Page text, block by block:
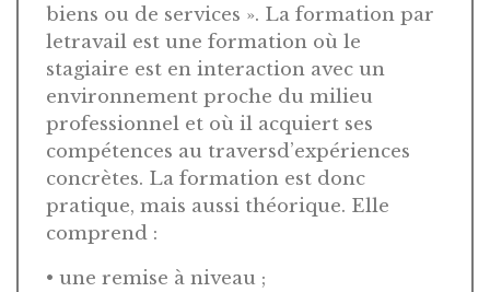
biens ou de services ». La formation par
letravail est une formation où le
stagiaire est en interaction avec un
environnement proche du milieu
professionnel et où il acquiert ses
compétences au traversd’expériences
concrètes. La formation est donc
pratique, mais aussi théorique. Elle
comprend :
• une remise à niveau ;